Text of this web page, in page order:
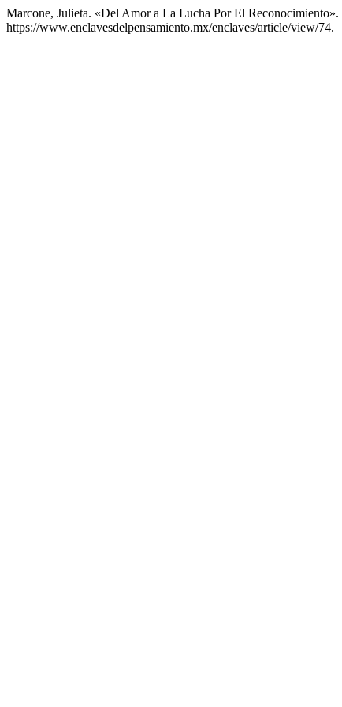
Marcone, Julieta. «Del Amor a La Lucha Por El Reconocimiento».
https://www.enclavesdelpensamiento.mx/enclaves/article/view/74.